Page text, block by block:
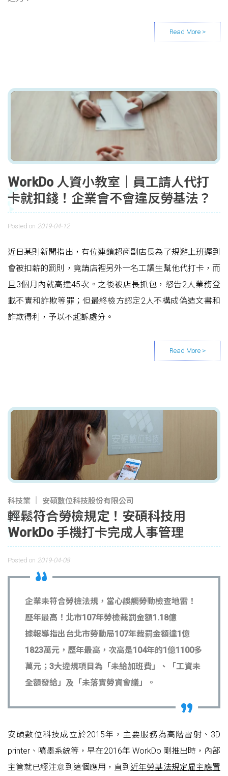
WorkDo 人資小教室｜員工請人代打
卡就扣錢！企業會不會違反勞基法？
Posted on 2019-04-12
近日某則新聞指出，有位連鎖超商副店長為了規避上班遲到
會被扣薪的罰則，竟請店裡另外一名工讀生幫他代打卡，而
且3個月內就高達45次。之後被店長抓包，怒告2人業務登
載不實和詐欺等罪；但最終檢方認定2人不構成偽造文書和
詐欺得利，予以不起訴處分。
科技業 安碩數位科技股份有限公司
輕鬆符合勞檢規定！安碩科技用
WorkDo 手機打卡完成人事管理
Posted on 2019-04-08
企業未符合勞檢法規，當心誤觸勞動檢查地雷！
歷年最高！北市107年勞檢裁罰金額1.18億
據報導指出台北市勞動局107年裁罰金額達1億
1823萬元，歷年最高，次高是104年的1億1100多
萬元；3大違規項目為「未給加班費」、「工資未
全額發給」及「未落實勞資會議」。
安碩數位科技成立於2015年，主要服務為高階雷射、3D
printer、噴墨系統等，早在2016年 WorkDo 剛推出時，內部
主管就已經注意到這個應用，直到 近年勞基法規定雇主應置